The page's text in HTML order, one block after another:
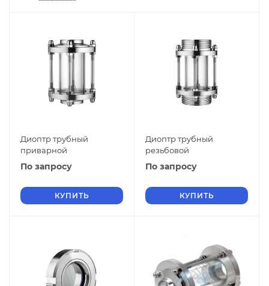
Диоптр трубный
приварной
По запросу
КУПИТЬ
Диоптр трубный
резьбовой
По запросу
КУПИТЬ